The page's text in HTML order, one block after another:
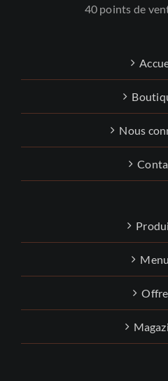
40 points de
Nous